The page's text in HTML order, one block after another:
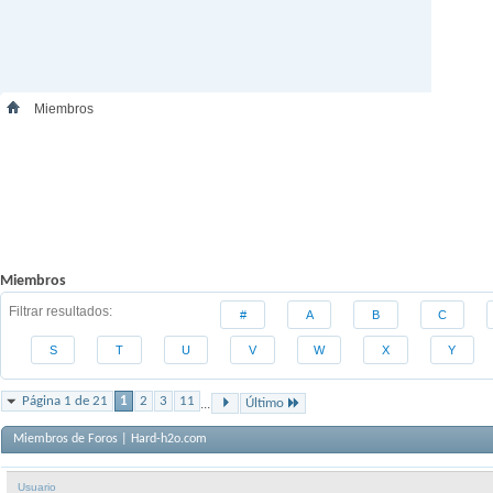
Miembros
Miembros
Filtrar resultados # A B C
S T U V W X Y
Página 1 de 21 1 2 3 11 ... Último
Miembros de Foros | Hard-h2o.com
Usuario